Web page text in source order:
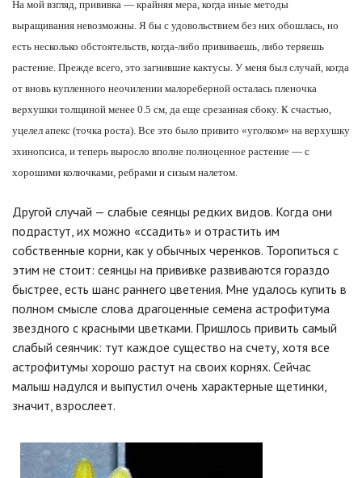
На мой взгляд, прививка — крайняя мера, когда иные методы
выращивания невозможны. Я бы с удовольствием без них обошлась, но
есть несколько обстоятельств, когда-либо прививаешь, либо теряешь
растение. Прежде всего, это загнившие кактусы. У меня был случай, когда
от вновь купленного неочилении малореберной осталась пленочка
верхушки толщиной менее 0.5 см, да еще срезанная сбоку. К счастью,
уцелел апекс (точка роста). Все это было привито «уголком» на верхушку
эхинопсиса, и теперь выросло вполне полноценное растение — с
хорошими колючками, ребрами и сизым налетом.
Другой случай — слабые сеянцы редких видов. Когда они
подрастут, их можно «ссадить» и отрастить им
собственные корни, как у обычных черенков. Торопиться с
этим не стоит: сеянцы на прививке развиваются гораздо
быстрее, есть шанс раннего цветения. Мне удалось купить в
полном смысле слова драгоценные семена астрофитума
звездного с красными цветками. Пришлось привить самый
слабый сеянчик: тут каждое существо на счету, хотя все
астрофитумы хорошо растут на своих корнях. Сейчас
малыш надулся и выпустил очень характерные щетинки,
значит, взрослеет.